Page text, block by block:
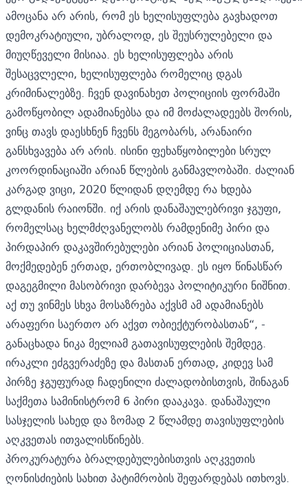
ამოცანა არ არის, რომ ეს ხელისუფლება გავხადოთ
დემოკრატიული, უბრალოდ, ეს შეუსრულებელი და
მიუღწეველი მისიაა. ეს ხელისუფლება არის
შესაცვლელი, ხელისუფლება რომელიც დგას
კრიმინალებზე. ჩვენ დავინახეთ პოლიციის ფორმაში
გამოწყობილ ადამიანებსა და იმ მოძალადეებს შორის,
ვინც თავს დაესხნენ ჩვენს მეგობარს, არანაირი
განსხვავება არ არის. ისინი ფეხაწყობილები სრულ
კოორდინაციაში არიან წლების განმავლობაში. ძალიან
კარგად ვიცი, 2020 წლიდან დღემდე რა ხდება
გლდანის რაიონში. იქ არის დანაშაულებრივი ჯგუფი,
რომელსაც ხელმძღვანელობს რამდენიმე პირი და
პირდაპირ დაკავშირებულები არიან პოლიციასთან,
მოქმედებენ ერთად, ერთობლივად. ეს იყო წინასწარ
დაგეგმილი მასობრივი დარბევა პოლიტიკური ნიშნით.
აქ თუ ვინმეს სხვა მოსაზრება აქვსმ ამ ადამიანებს
არაფერი საერთო არ აქვთ ობიექტურობასთან“, -
განაცხადა ნიკა მელიამ გათავისუფლების შემდეგ.
ირაკლი ეძგვერაძეზე და მასთან ერთად, კიდევ სამ
პირზე ჯგუფურად ჩადენილი ძალადობისთვის, შინაგან
საქმეთა სამინისტრომ 6 პირი დააკავა. დანაშაული
სასჯელის სახედ და ზომად 2 წლამდე თავისუფლების
აღკვეთას ითვალისწინებს.
პროკურატურა ბრალდებულებისთვის აღკვეთის
ღონისძიების სახით პატიმრობის შეფარდებას ითხოვს.